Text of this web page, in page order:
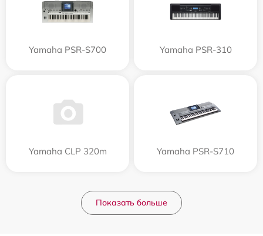
Yamaha PSR-S700 Yamaha PSR-310
Yamaha CLP 320m Yamaha PSR-S710
Показать больше